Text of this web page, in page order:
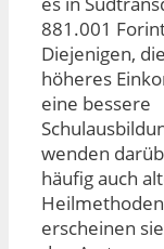
881.001
Diejenigen,
höheres
eine bessere
wenden
häufig auch
erscheinen